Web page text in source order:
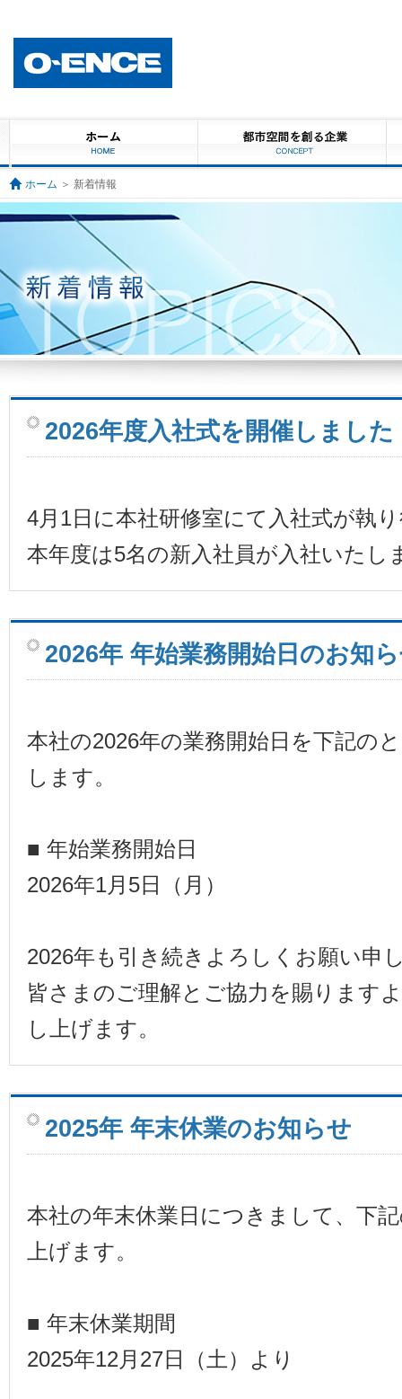
ホーム ＞ 新着情報
2026年度入社式を開催しました
4月1日に本社研修室にて入社式が執
本年度は5名の新入社員が入社いたし
2026年 年始業務開始日のお知
本社の2026年の業務開始日を下記の
します。
■ 年始業務開始日
2026年1月5日（月）
2026年も引き続きよろしくお願い申
皆さまのご理解とご協力を賜ります
し上げます。
2025年 年末休業のお知らせ
本社の年末休業日につきまして、下
上げます。
■ 年末休業期間
2025年12月27日（土）より